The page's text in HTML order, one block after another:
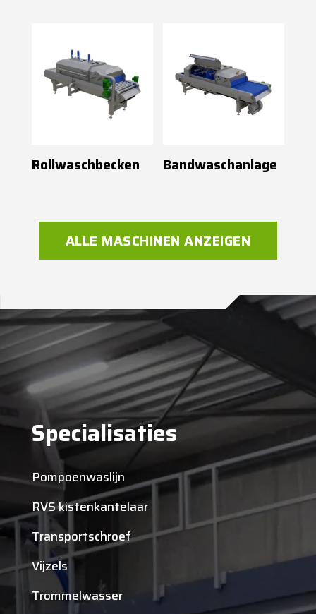
Rollwaschbecken Bandwaschanlage
ALLE MASCHINEN ANZEIGEN
Specialisaties
Pompoenwaslijn
RVS kistenkantelaar
Transportschroef
Vijzels
Trommelwasser